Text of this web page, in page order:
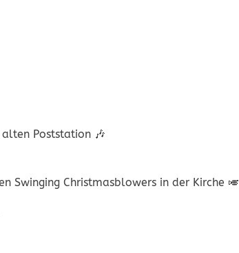
Poststation 🎶
Swinging Christmasblowers in der Kirche 🎺